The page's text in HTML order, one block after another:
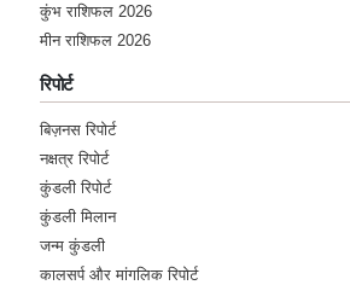
कुंभ राशिफल 2026
मीन राशिफल 2026
रिपोर्ट
बिज़नस रिपोर्ट
नक्षत्र रिपोर्ट
कुंडली रिपोर्ट
कुंडली मिलान
जन्म कुंडली
कालसर्प और मांगलिक रिपोर्ट